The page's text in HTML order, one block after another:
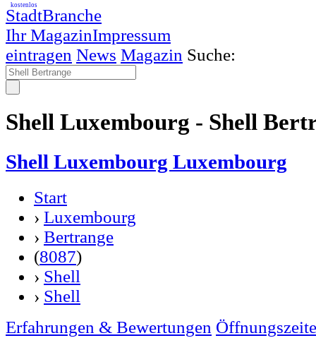
StadtBranche
Ihr MagazinImpressum
kostenlos
eintragen News Magazin Suche:
Shell Luxembourg - Shell
Shell Luxembourg Luxembourg
Start
› Luxembourg
› Bertrange
(8087)
› Shell
› Shell
Erfahrungen & Bewertungen